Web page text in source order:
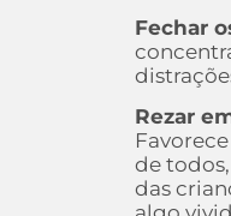
Fechar
Rezar
de
das